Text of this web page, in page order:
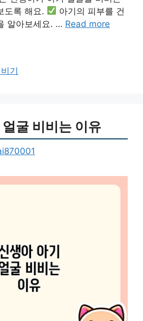
도록 해요.
아기의 피부를 건
알아보세요. … Read more
기
굴 비비는 이유